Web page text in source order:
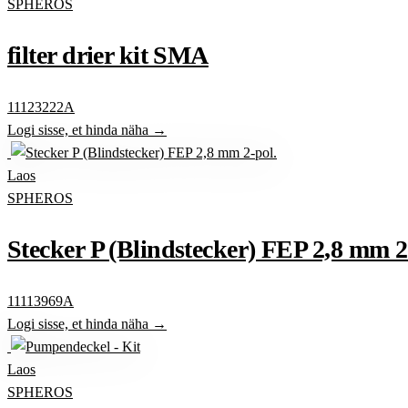
SPHEROS
filter drier kit SMA
11123222A
Logi sisse, et hinda näha →
Laos
SPHEROS
Stecker P (Blindstecker) FEP 2,8 mm
11113969A
Logi sisse, et hinda näha →
Laos
SPHEROS